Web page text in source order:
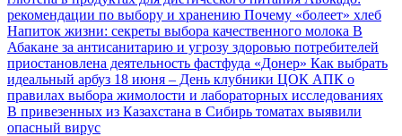
рекомендации по выбору и хранению Почему «болеет» хлеб
Напиток жизни: секреты выбора качественного молока В
Абакане за антисанитарию и угрозу здоровью потребителей
приостановлена деятельность фастфуда «Донер» Как выбрать
идеальный арбуз 18 июня – День клубники ЦОК АПК о
правилах выбора жимолости и лабораторных исследованиях
В привезенных из Казахстана в Сибирь томатах выявили
опасный вирус